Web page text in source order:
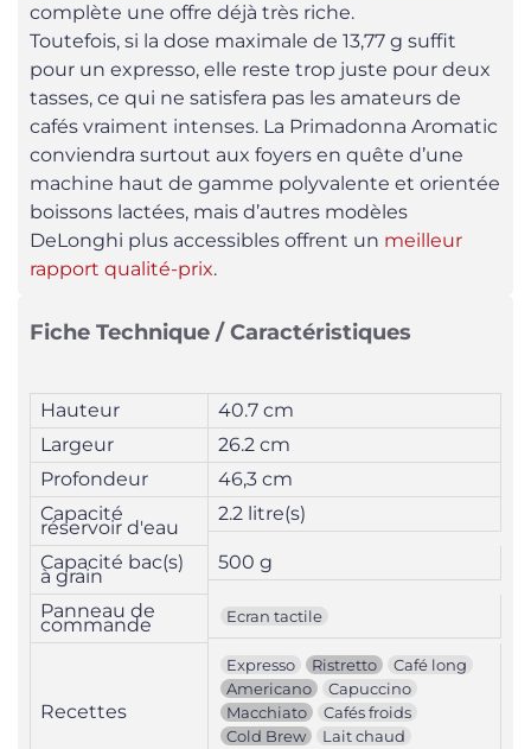
complète une offre déjà très riche.
Toutefois, si la dose maximale de 13,77 g suffit
pour un expresso, elle reste trop juste pour deux
tasses, ce qui ne satisfera pas les amateurs de
cafés vraiment intenses. La Primadonna Aromatic
conviendra surtout aux foyers en quête d’une
machine haut de gamme polyvalente et orientée
boissons lactées, mais d’autres modèles
DeLonghi plus accessibles offrent un meilleur
rapport qualité-prix.
Fiche Technique / Caractéristiques
Hauteur
40.7 cm
Largeur
26.2 cm
Profondeur
46,3 cm
Capacité
réservoir d'eau
2.2 litre(s)
Capacité bac(s)
à grain
500 g
Panneau de
commande Ecran tactile
Recettes
Expresso Ristretto
Café long
Americano
Capuccino
Macchiato
Cafés froids
Cold Brew
Lait chaud